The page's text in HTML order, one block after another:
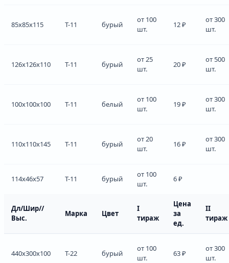
85x85x115 Т-11 бурый
от 100
шт.
12 ₽
от 300
шт.
126x126x110 Т-11 бурый
от 25
шт.
20 ₽
от 500
шт.
100x100x100 Т-11 белый
от 100
шт.
19 ₽
от 300
шт.
110x110x145 Т-11 бурый
от 20
шт.
16 ₽
от 300
шт.
114x46x57 Т-11 бурый
от 100
шт.
6 ₽
Дл/Шир//
Выс.
Марка Цвет
I
тираж
Цена
за
ед.
II
тираж
440x300x100 Т-22 бурый
от 100
шт.
63 ₽
от 300
шт.